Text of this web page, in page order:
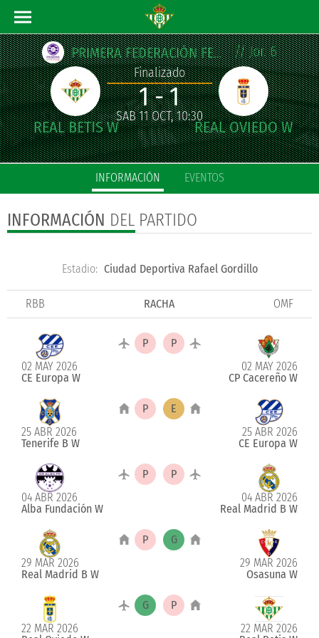
PRIMERA FEDERACIÓN FEMENINA // Jor. 6
Finalizado
1 - 1
SAB 11 OCT, 10:30
INFORMACIÓN EVENTOS
INFORMACIÓN DEL PARTIDO
Estadio: Ciudad Deportiva Rafael Gordillo
RBB RACHA OMF
02 MAY 2026
CE Europa W
25 ABR 2026
Tenerife B W
04 ABR 2026
Alba Fundación W
29 MAR 2026
Real Madrid B W
22 MAR 2026
02 MAY 2026
CP Cacereño W
25 ABR 2026
CE Europa W
04 ABR 2026
Real Madrid B W
29 MAR 2026
Osasuna W
22 MAR 2026